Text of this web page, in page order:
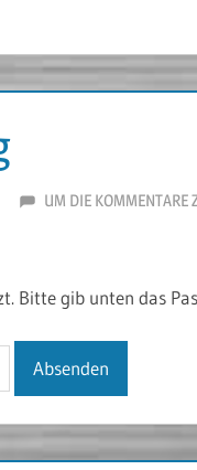
UM DIE KOMMENTARE
Bitte gib unten das